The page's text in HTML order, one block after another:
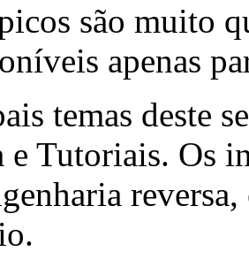
são muito
apenas
temas deste
e Tutoriais. Os